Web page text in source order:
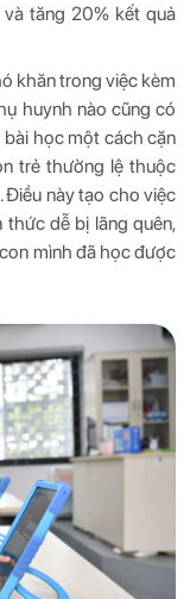
tăng 20% ​​kết quả
khăn trong việc kèm
huynh nào cũng có
học một cách cặn
trẻ thường lệ thuộc
này tạo cho việc
​​thức dễ bị lãng quên,
mình đã học được